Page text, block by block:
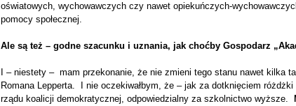
oświatowych, wychowawczych czy nawet opiekuńczych-
pomocy społecznej.
Ale są też – godne szacunku i uznania, jak choćby Gospodarz
I – niestety – mam przekonanie, że nie zmieni tego stanu nawet kilka
Romana Lepperta. I nie oczekiwałbym, że – jak za dotknięciem
rządu koalicji demokratycznej, odpowiedzialny za szkolnictwo wyższe.